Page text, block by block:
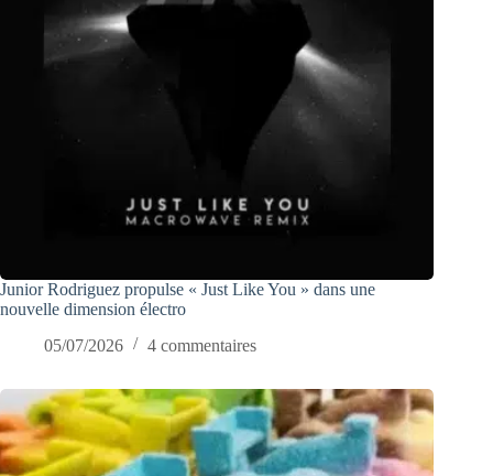
Junior Rodriguez propulse « Just Like You » dans une
nouvelle dimension électro
05/07/2026
4 commentaires